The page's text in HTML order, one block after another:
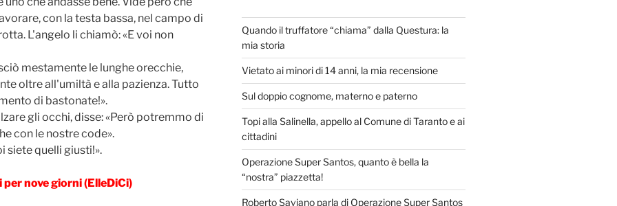
con la testa bassa, nel campo di
L'angelo li chiamò: «E voi non
mestamente le lunghe orecchie,
oltre all'umiltà e alla pazienza. Tutto
di bastonate!».
gli occhi, disse: «Però potremmo di
con le nostre code».
siete quelli giusti!».
nove giorni (ElleDiCi)
Quando il truffatore “chiama” dalla Questura: la
mia storia
Vietato ai minori di 14 anni, la mia recensione
Sul doppio cognome, materno e paterno
Topi alla Salinella, appello al Comune di Taranto e ai
cittadini
Operazione Super Santos, quanto è bella la
“nostra” piazzetta!
Roberto Saviano parla di Operazione Super Santos